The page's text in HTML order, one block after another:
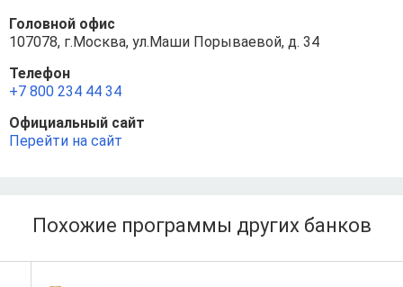
Головной офис
107078, г.Москва, ул.Маши Порываевой, д. 34
Телефон
+7 800 234 44 34
Официальный сайт
Перейти на сайт
Похожие программы других банков